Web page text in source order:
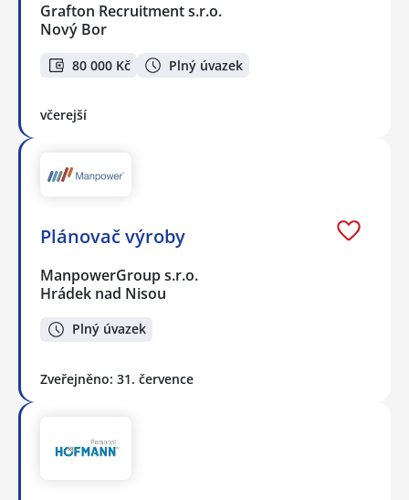
Grafton Recruitment s.r.o.
Nový Bor
80 000 Kč Plný úvazek
včerejší
Plánovač výroby
ManpowerGroup s.r.o.
Hrádek nad Nisou
Plný úvazek
Zveřejněno: 31. července